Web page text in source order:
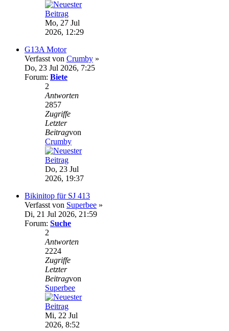
Mo, 27 Jul
2026, 12:29
G13A Motor
Verfasst von Crumby »
Do, 23 Jul 2026, 7:25
Forum: Biete
2
Antworten
2857
Zugriffe
Letzter
Beitragvon
Crumby
Do, 23 Jul
2026, 19:37
Bikinitop für SJ 413
Verfasst von Superbee »
Di, 21 Jul 2026, 21:59
Forum: Suche
2
Antworten
2224
Zugriffe
Letzter
Beitragvon
Superbee
Mi, 22 Jul
2026, 8:52